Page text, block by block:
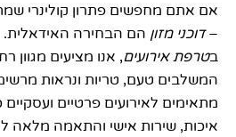
אם אתם מחפשים פתרון קולינרי
–דוכני מזון הם הבחירה האידאלית.
בטרפת אירועים, אנו מציעים מגוון
המשלבים טעם, טריות ונראות
מתאימים לאירועים פרטיים
איכות, שירות אישי והתאמה מלאה